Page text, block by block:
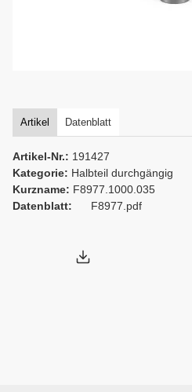
Artikel Datenblatt
Artikel-Nr.: 191427
Kategorie: Halbteil durchgängig
Kurzname: F8977.1000.035
Datenblatt:
F8977.pdf